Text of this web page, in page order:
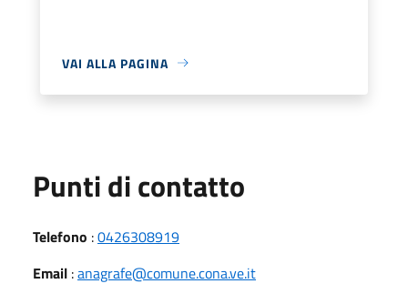
VAI ALLA PAGINA
Punti di contatto
Telefono :0426308919
Email :anagrafe@comune.cona.ve.it